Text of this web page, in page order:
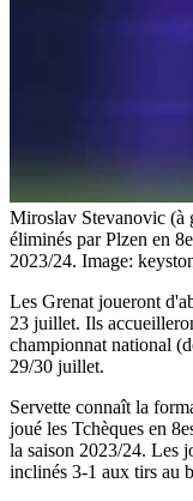
Miroslav Stevanovic (à
éliminés par Plzen en
2023/24. Image:
Les Grenat joueront
23 juillet. Ils
championnat national
29/30 juillet.
Servette connaît la
joué les Tchèques en
la saison 2023/24. Les
inclinés 3-1 aux tirs au